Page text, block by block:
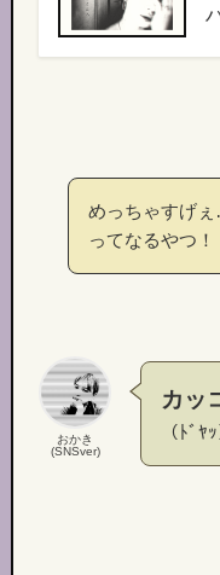
めっちゃすげ
ってなるやつ！
おかき
(SNSver)
カッ
（ﾄﾞﾔｯ